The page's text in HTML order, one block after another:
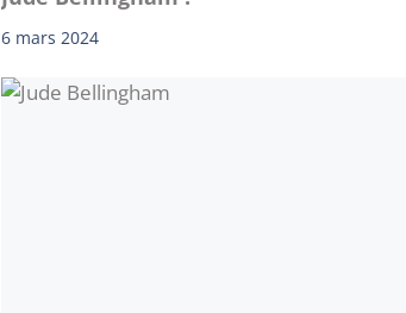
6 mars 2024